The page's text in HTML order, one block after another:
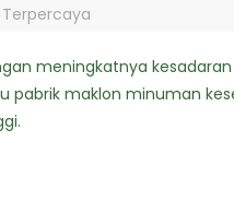
meningkatnya
pabrik maklon minuman